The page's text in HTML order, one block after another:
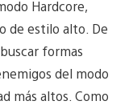
Hardcore,
de estilo alto. De
formas
del modo
más altos. Como